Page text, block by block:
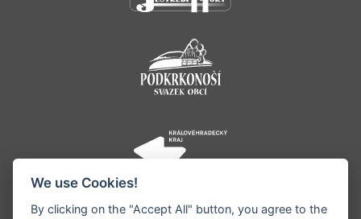
We use Cookies!
By clicking on the "Accept All" button, you agree to the